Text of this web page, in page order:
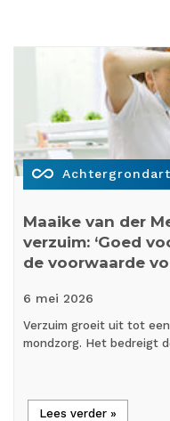
all_inclusive
Maaike van der
verzuim: ‘Goed
de voorwaarde
6 mei 2026
Verzuim groeit uit tot
mondzorg. Het bedreigt
Lees verder »